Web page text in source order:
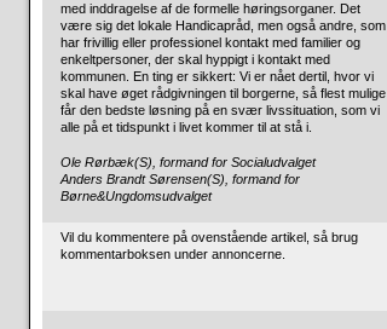
med inddragelse af de formelle høringsorganer. Det
være sig det lokale Handicapråd, men også andre, som
har frivillig eller professionel kontakt med familier og
enkeltpersoner, der skal hyppigt i kontakt med
kommunen. En ting er sikkert: Vi er nået dertil, hvor vi
skal have øget rådgivningen til borgerne, så flest mulige
får den bedste løsning på en svær livssituation, som vi
alle på et tidspunkt i livet kommer til at stå i.
Ole Rørbæk(S), formand for Socialudvalget
Anders Brandt Sørensen(S), formand for
Børne&Ungdomsudvalget
Vil du kommentere på ovenstående artikel, så brug
kommentarboksen under annoncerne.